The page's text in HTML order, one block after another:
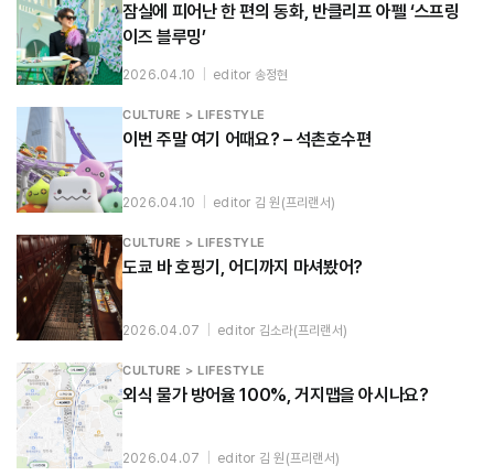
잠실에 피어난 한 편의 동화, 반클리프 아펠 ‘스프링
이즈 블루밍’
2026.04.10 editor 송정현
CULTURE > LIFESTYLE
이번 주말 여기 어때요? – 석촌호수편
2026.04.10 editor 김 원(프리랜서)
CULTURE > LIFESTYLE
도쿄 바 호핑기, 어디까지 마셔봤어?
2026.04.07 editor 김소라(프리랜서)
CULTURE > LIFESTYLE
외식 물가 방어율 100%, 거지맵을 아시나요?
2026.04.07 editor 김 원(프리랜서)